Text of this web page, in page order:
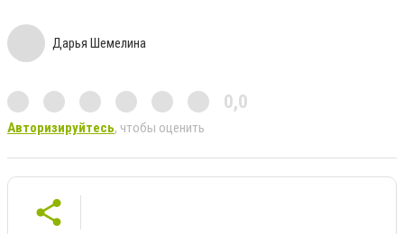
Дарья Шемелина
0,0
Авторизируйтесь, чтобы оценить